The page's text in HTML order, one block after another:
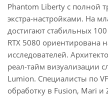
Phantom Liberty с полной
экстра-настройками. На
достигают стабильных 100
RTX 5080 ориентирована
исследователей.
реал-тайм визуализации
Lumion. Специалисты по
обработку в Fusion, Mari и